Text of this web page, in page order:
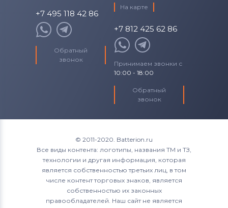
+7 495 118 42 86
Обратный
звонок
На карте
+7 812 425 62 86
Принимаем звонки с
10:00 - 18:00
Обратный
звонок
© 2011-2020. Batterion.ru
Все виды контента: логотипы, названия ТМ и ТЗ,
технологии и другая информация, которая
является собственностью третьих лиц, в том
числе контент торговых знаков, является
собственностью их законных
правообладателей. Наш сайт не является